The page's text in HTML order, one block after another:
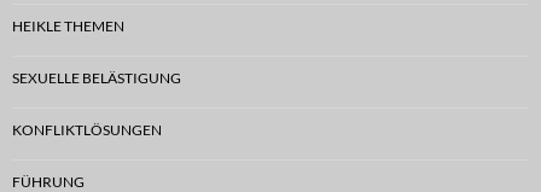
HEIKLE THEMEN
SEXUELLE BELÄSTIGUNG
KONFLIKTLÖSUNGEN
FÜHRUNG